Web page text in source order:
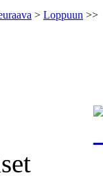
> Loppuun >>